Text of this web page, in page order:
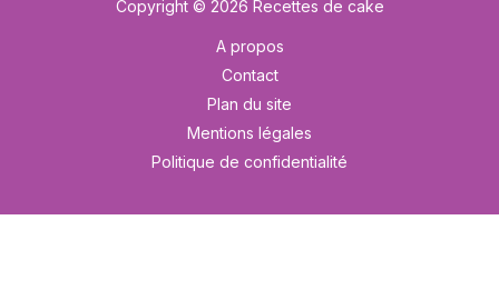
Copyright © 2026 Recettes de cake
A propos
Contact
Plan du site
Mentions légales
Politique de confidentialité